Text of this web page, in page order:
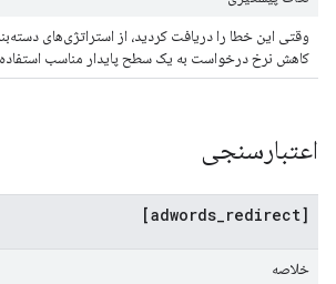
وقتی این خطا را دریافت کردید، از استراتژی‌های
کاهش نرخ درخواست به یک سطح پایدار مناسب استفاده
اعتبارسنجی
[adwords_redirect]
خلاصه